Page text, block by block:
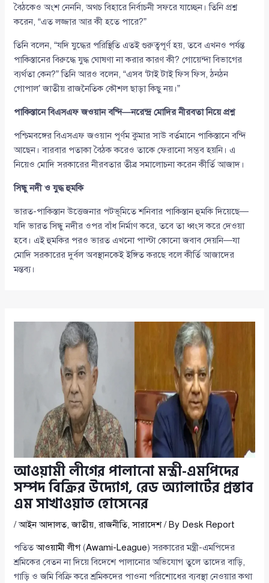
বৈঠকেও অংশ নেননি, অথচ বিহারে নির্বাচনী সফরে যাচ্ছেন। তিনি প্রশ্ন
করেন, “এত লজ্জার আর কী হতে পারে?”
তিনি বলেন, “যদি যুদ্ধের পরিস্থিতি এতই গুরুত্বপূর্ণ হয়, তবে এখনও পর্যন্ত
পাকিস্তানের বিরুদ্ধে যুদ্ধ ঘোষণা না করার কারণ কী? গোয়েন্দা বিভাগের
ব্যর্থতা কেন?” তিনি আরও বলেন, “এসব ‘টাই টাই ফিস ফিস, ঠনঠন
গোপাল’ জাতীয় রাজনৈতিক কৌশল ছাড়া কিছু নয়।”
পাকিস্তানে বিএসএফ জওয়ান বন্দি—নরেন্দ্র মোদির নীরবতা নিয়ে প্রশ্ন
পশ্চিমবঙ্গের বিএসএফ জওয়ান পূর্ণম কুমার সাউ বর্তমানে পাকিস্তানে বন্দি
আছেন। বারবার পতাকা বৈঠক করেও তাকে ফেরানো সম্ভব হয়নি। এ
নিয়েও মোদি সরকারের নীরবতার তীব্র সমালোচনা করেন কীর্তি আজাদ।
সিন্ধু নদী ও যুদ্ধ হুমকি
ভারত-পাকিস্তান উত্তেজনার পটভূমিতে শনিবার পাকিস্তান হুমকি দিয়েছে—
যদি ভারত সিন্ধু নদীর ওপর বাঁধ নির্মাণ করে, তবে তা ধ্বংস করে দেওয়া
হবে। এই হুমকির পরও ভারত এখনো পাল্টা কোনো জবাব দেয়নি—যা
মোদি সরকারের দুর্বল অবস্থানকেই ইঙ্গিত করছে বলে কীর্তি আজাদের
মন্তব্য।
আওয়ামী লীগের পালানো মন্ত্রী-এমপিদের
সম্পদ বিক্রির উদ্যোগ, রেড অ্যালার্টের প্রস্তাব
এম সাখাওয়াত হোসেনের
/আইন আদালত,জাতীয়,রাজনীতি,সারাদেশ/ By Desk Report
পতিতআওয়ামী লীগ(Awami-League) সরকারের মন্ত্রী-এমপিদের
শ্রমিকের বেতন না দিয়ে বিদেশে পালানোর অভিযোগ তুলে তাদের বাড়ি,
গাড়ি ও জমি বিক্রি করে শ্রমিকদের পাওনা পরিশোধের ব্যবস্থা নেওয়ার কথা